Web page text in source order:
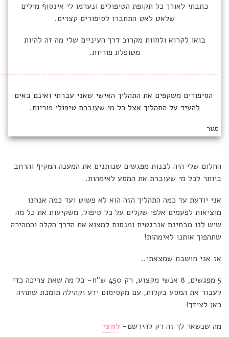
כתבתי לאורך כל תקופת הטיפולים ונערמו לי אינסוף מילים
שלאט לאט התחברו לסיפורים קצרים.
בואו לקרוא ולחוות מקרוב דרך העיניים שלי מה זה להיות
מטופלת פוריות.
הסיפורים משקפים את התהליך האישי שאני עברתי ואינם באים
להעיד על התהליך אצל כל מי שעוברת טיפולי פוריות.
סגור
החלום שלי היה לבנות מפגשים שנותנים את המענה המקיף והרחב
ביותר לכל מי שעוברת את המסע לאימהות.
אני יודעת עד כמה התהליך הזה הוא לא פשוט ועד כמה אנחנו
מוציאות לפעמים אלפי שקלים על כל טיפול, משקיעות את כל מה
שיש לנו מבחינת אנרגטית ומנסות למצוא את הדרך הקלה והמהירה
שתהפוך אותנו לאימהות!
אז אני חושבת שמצאתי..
5 מפגשים, 8 אנשי מקצוע, רק 450 ש"ח- כל מה שאת צריכה כדי
לעבור את המסע בקלות, עם מקסימום ידע וקהילה תומכת שתהיה
כאן לצידך!
מה שנשאר לך זה רק להירשם- לחצי